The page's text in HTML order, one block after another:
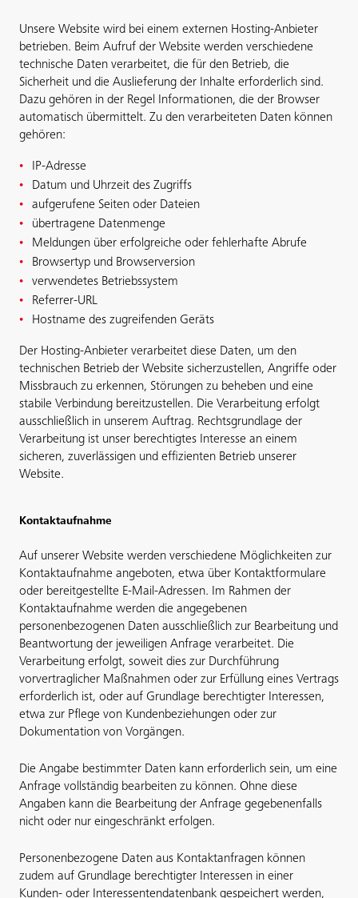
Unsere Website wird bei einem externen Hosting-Anbieter
betrieben. Beim Aufruf der Website werden verschiedene
technische Daten verarbeitet, die für den Betrieb, die
Sicherheit und die Auslieferung der Inhalte erforderlich sind.
Dazu gehören in der Regel Informationen, die der Browser
automatisch übermittelt. Zu den verarbeiteten Daten können
gehören:
IP-Adresse
Datum und Uhrzeit des Zugriffs
aufgerufene Seiten oder Dateien
übertragene Datenmenge
Meldungen über erfolgreiche oder fehlerhafte Abrufe
Browsertyp und Browserversion
verwendetes Betriebssystem
Referrer-URL
Hostname des zugreifenden Geräts
Der Hosting-Anbieter verarbeitet diese Daten, um den
technischen Betrieb der Website sicherzustellen, Angriffe oder
Missbrauch zu erkennen, Störungen zu beheben und eine
stabile Verbindung bereitzustellen. Die Verarbeitung erfolgt
ausschließlich in unserem Auftrag. Rechtsgrundlage der
Verarbeitung ist unser berechtigtes Interesse an einem
sicheren, zuverlässigen und effizienten Betrieb unserer
Website.
Kontaktaufnahme
Auf unserer Website werden verschiedene Möglichkeiten zur
Kontaktaufnahme angeboten, etwa über Kontaktformulare
oder bereitgestellte E-Mail-Adressen. Im Rahmen der
Kontaktaufnahme werden die angegebenen
personenbezogenen Daten ausschließlich zur Bearbeitung und
Beantwortung der jeweiligen Anfrage verarbeitet. Die
Verarbeitung erfolgt, soweit dies zur Durchführung
vorvertraglicher Maßnahmen oder zur Erfüllung eines Vertrags
erforderlich ist, oder auf Grundlage berechtigter Interessen,
etwa zur Pflege von Kundenbeziehungen oder zur
Dokumentation von Vorgängen.
Die Angabe bestimmter Daten kann erforderlich sein, um eine
Anfrage vollständig bearbeiten zu können. Ohne diese
Angaben kann die Bearbeitung der Anfrage gegebenenfalls
nicht oder nur eingeschränkt erfolgen.
Personenbezogene Daten aus Kontaktanfragen können
zudem auf Grundlage berechtigter Interessen in einer
Kunden- oder Interessentendatenbank gespeichert werden,